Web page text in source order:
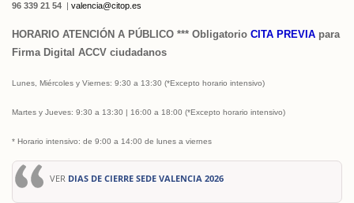
96 339 21 54 valencia@citop.es
HORARIO ATENCIÓN A PÚBLICO *** Obligatorio CITA PREVIA para
Firma Digital ACCV ciudadanos
Lunes, Miércoles y Viernes: 9:30 a 13:30 (*Excepto horario intensivo)
Martes y Jueves: 9:30 a 13:30 | 16:00 a 18:00 (*Excepto horario intensivo)
* Horario intensivo: de 9:00 a 14:00 de lunes a viernes
VER DIAS DE CIERRE SEDE VALENCIA 2026